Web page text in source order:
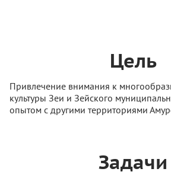
Цель
Привлечение внимания к
культуры Зеи и Зейского
опытом с другими территориями
Задачи